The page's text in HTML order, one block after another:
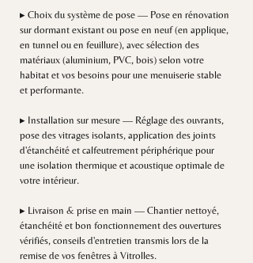
▸ Choix du système de pose — Pose en rénovation
sur dormant existant ou pose en neuf (en applique,
en tunnel ou en feuillure), avec sélection des
matériaux (aluminium, PVC, bois) selon votre
habitat et vos besoins pour une menuiserie stable
et performante.
▸ Installation sur mesure — Réglage des ouvrants,
pose des vitrages isolants, application des joints
d'étanchéité et calfeutrement périphérique pour
une isolation thermique et acoustique optimale de
votre intérieur.
▸ Livraison & prise en main — Chantier nettoyé,
étanchéité et bon fonctionnement des ouvertures
vérifiés, conseils d'entretien transmis lors de la
remise de vos fenêtres à Vitrolles.